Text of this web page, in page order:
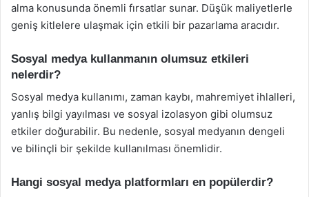
alma konusunda önemli fırsatlar sunar. Düşük maliyetlerle
geniş kitlelere ulaşmak için etkili bir pazarlama aracıdır.
Sosyal medya kullanmanın olumsuz etkileri
nelerdir?
Sosyal medya kullanımı, zaman kaybı, mahremiyet ihlalleri,
yanlış bilgi yayılması ve sosyal izolasyon gibi olumsuz
etkiler doğurabilir. Bu nedenle, sosyal medyanın dengeli
ve bilinçli bir şekilde kullanılması önemlidir.
Hangi sosyal medya platformları en popülerdir?